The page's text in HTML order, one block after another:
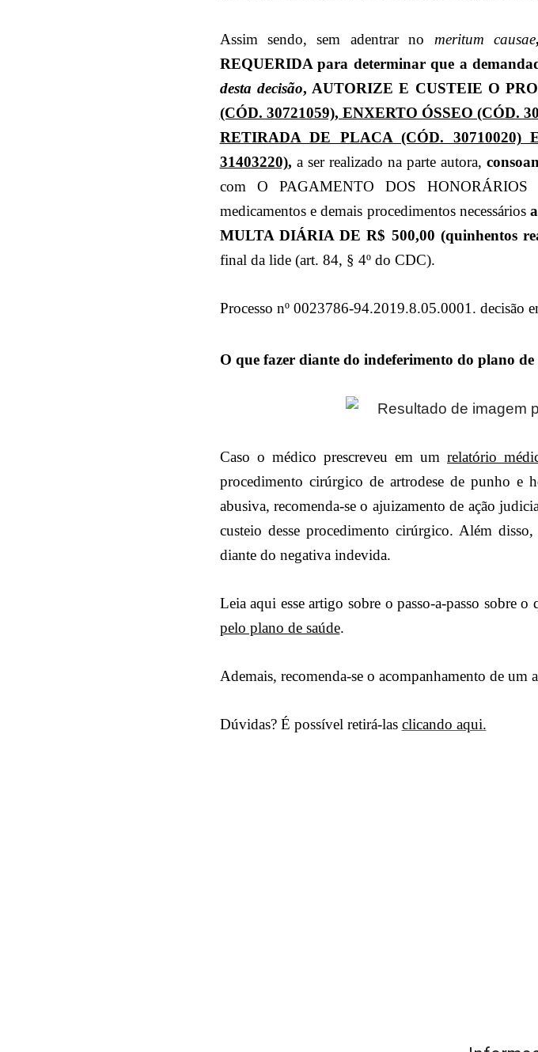
Assim sendo, sem adentrar no meritum causae
REQUERIDA para determinar que a
desta decisão, AUTORIZE E CUSTEIE O
(CÓD. 30721059), ENXERTO ÓSSEO (CÓD.
RETIRADA DE PLACA (CÓD. 30710020)
31403220), a ser realizado na parte autora,
com O PAGAMENTO DOS HONORÁRIOS
medicamentos e demais procedimentos necessários
MULTA DIÁRIA DE R$ 500,00 (quinhentos
final da lide (art. 84, § 4º do CDC).
Processo nº 0023786-94.2019.8.05.0001. decisão
O que fazer diante do indeferimento do plano
Caso o médico prescreveu em um relatório
procedimento cirúrgico de artrodese de punho e
abusiva, recomenda-se o ajuizamento de ação
custeio desse procedimento cirúrgico. Além
diante do negativa indevida.
Leia aqui esse artigo sobre o passo-a-passo sobre
pelo plano de saúde.
Ademais, recomenda-se o acompanhamento de um
Dúvidas? É possível retirá-las clicando aqui.